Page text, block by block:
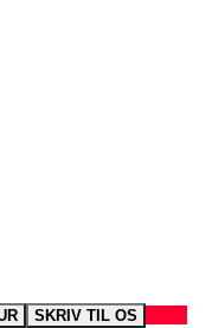
SKRIV TIL OS